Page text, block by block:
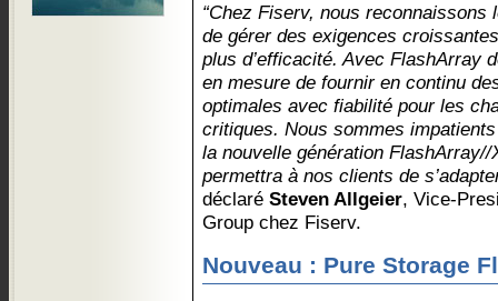
“Chez Fiserv, nous
de gérer des exigences
plus d’efficacité. Avec FlashArray
en mesure de fournir en continu
optimales avec fiabilité pour les
critiques. Nous sommes
la nouvelle génération
permettra à nos clients de
déclaré Steven Allgeier, Vice-
Group chez Fiserv.
Nouveau : Pure Storage